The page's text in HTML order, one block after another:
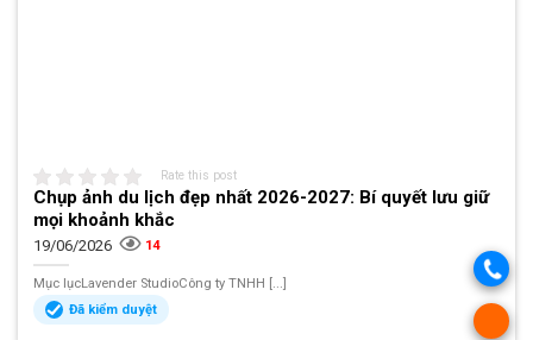
Rate this post
Chụp ảnh du lịch đẹp nhất 2026-2027: Bí quyết lưu giữ
mọi khoảnh khắc
19/06/2026 14
Mục lụcLavender StudioCông ty TNHH [...]
Đã kiểm duyệt